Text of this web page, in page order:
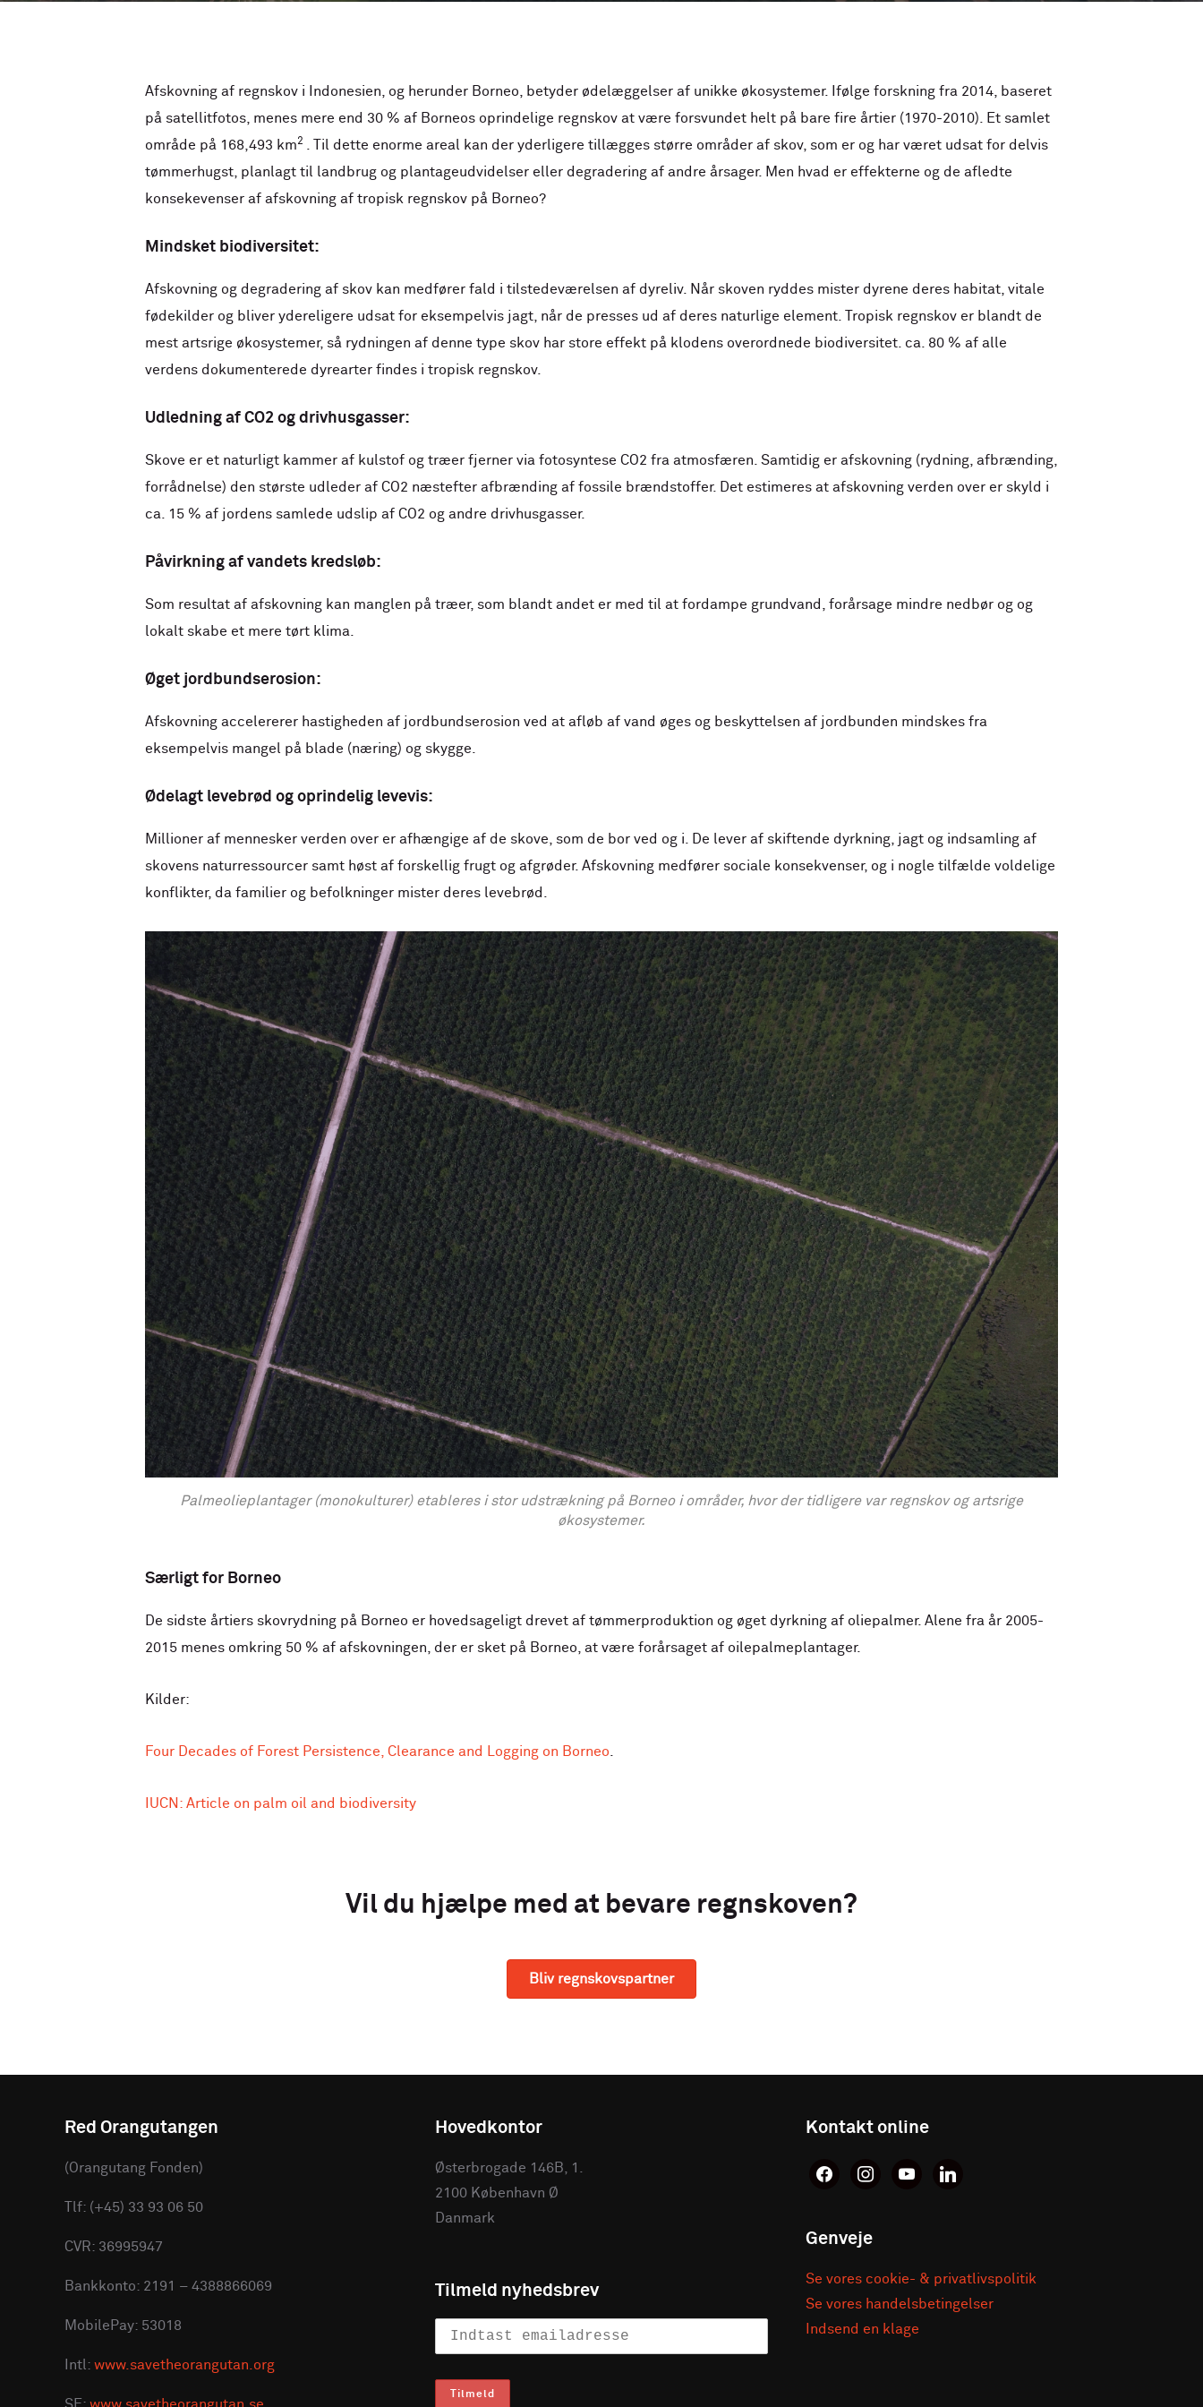
Afskovning af regnskov i Indonesien, og herunder Borneo, betyder ødelæggelser af unikke økosystemer. Ifølge forskning fra 2014, baseret
på satellitfotos, menes mere end 30 % af Borneos oprindelige regnskov at være forsvundet helt på bare fire årtier (1970-2010). Et samlet
område på 168,493 km2
. Til dette enorme areal kan der yderligere tillægges større områder af skov, som er og har været udsat for delvis
tømmerhugst, planlagt til landbrug og plantageudvidelser eller degradering af andre årsager. Men hvad er effekterne og de afledte
konsekevenser af afskovning af tropisk regnskov på Borneo?
Mindsket biodiversitet:
Afskovning og degradering af skov kan medfører fald i tilstedeværelsen af dyreliv. Når skoven ryddes mister dyrene deres habitat, vitale
fødekilder og bliver ydereligere udsat for eksempelvis jagt, når de presses ud af deres naturlige element. Tropisk regnskov er blandt de
mest artsrige økosystemer, så rydningen af denne type skov har store effekt på klodens overordnede biodiversitet. ca. 80 % af alle
verdens dokumenterede dyrearter findes i tropisk regnskov.
Udledning af CO2 og drivhusgasser:
Skove er et naturligt kammer af kulstof og træer fjerner via fotosyntese CO2 fra atmosfæren. Samtidig er afskovning (rydning, afbrænding,
forrådnelse) den største udleder af CO2 næstefter afbrænding af fossile brændstoffer. Det estimeres at afskovning verden over er skyld i
ca. 15 % af jordens samlede udslip af CO2 og andre drivhusgasser.
Påvirkning af vandets kredsløb:
Som resultat af afskovning kan manglen på træer, som blandt andet er med til at fordampe grundvand, forårsage mindre nedbør og og
lokalt skabe et mere tørt klima.
Øget jordbundserosion:
Afskovning accelererer hastigheden af jordbundserosion ved at afløb af vand øges og beskyttelsen af jordbunden mindskes fra
eksempelvis mangel på blade (næring) og skygge.
Ødelagt levebrød og oprindelig levevis:
Millioner af mennesker verden over er afhængige af de skove, som de bor ved og i. De lever af skiftende dyrkning, jagt og indsamling af
skovens naturressourcer samt høst af forskellig frugt og afgrøder. Afskovning medfører sociale konsekvenser, og i nogle tilfælde voldelige
konflikter, da familier og befolkninger mister deres levebrød.
Palmeolieplantager (monokulturer) etableres i stor udstrækning på Borneo i områder, hvor der tidligere var regnskov og artsrige
økosystemer.
Særligt for Borneo
De sidste årtiers skovrydning på Borneo er hovedsageligt drevet af tømmerproduktion og øget dyrkning af oliepalmer. Alene fra år 2005-
2015 menes omkring 50 % af afskovningen, der er sket på Borneo, at være forårsaget af oilepalmeplantager.
Kilder:
Four Decades of Forest Persistence, Clearance and Logging on Borneo
IUCN: Article on palm oil and biodiversity
Vil du hjælpe med at bevare regnskoven?
Bliv regnskovspartner
Red Orangutangen
(Orangutang Fonden)
Tlf: (+45) 33 93 06 50
CVR: 36995947
Bankkonto: 2191 – 4388866069
MobilePay: 53018
Intl: www.savetheorangutan.org
Hovedkontor
Østerbrogade 146B, 1.
2100 København Ø
Danmark
Tilmeld nyhedsbrev
Kontakt online
facebookinstagramyoutubelinkedin
Genveje
Se vores cookie- & privatlivspolitik
Se vores handelsbetingelser
Indsend en klage